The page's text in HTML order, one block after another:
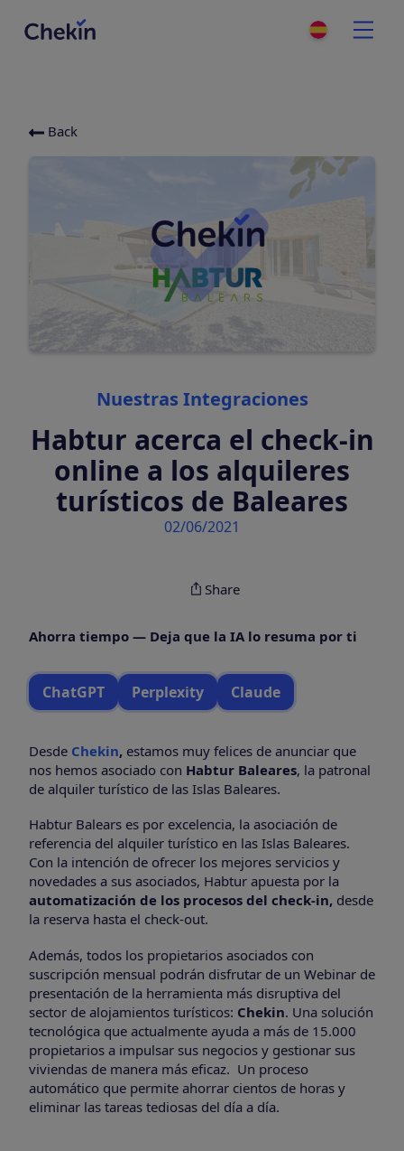
Back
Nuestras Integraciones
Habtur acerca el check-in
online a los alquileres
turísticos de Baleares
02/06/2021
Share
Ahorra tiempo — Deja que la IA lo resuma por ti
ChatGPT Perplexity Claude
Desde Chekin, estamos muy felices de anunciar que
nos hemos asociado con Habtur Baleares, la patronal
de alquiler turístico de las Islas Baleares.
Habtur Balears es por excelencia, la asociación de
referencia del alquiler turístico en las Islas Baleares.
Con la intención de ofrecer los mejores servicios y
novedades a sus asociados, Habtur apuesta por la
automatización de los procesos del check-in, desde
la reserva hasta el check-out.
Además, todos los propietarios asociados con
suscripción mensual podrán disfrutar de un Webinar de
presentación de la herramienta más disruptiva del
sector de alojamientos turísticos: Chekin. Una solución
tecnológica que actualmente ayuda a más de 15.000
propietarios a impulsar sus negocios y gestionar sus
viviendas de manera más eficaz. Un proceso
automático que permite ahorrar cientos de horas y
eliminar las tareas tediosas del día a día.